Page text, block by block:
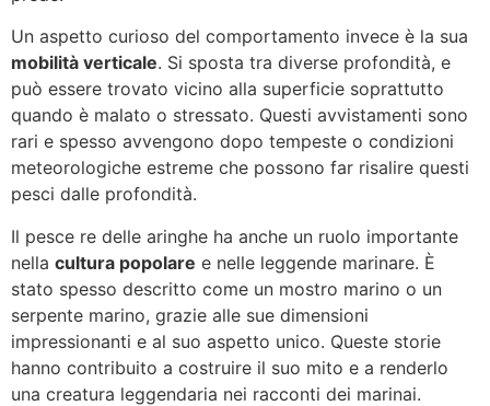
Un aspetto curioso del comportamento invece è la sua
mobilità verticale. Si sposta tra diverse profondità, e
può essere trovato vicino alla superficie soprattutto
quando è malato o stressato. Questi avvistamenti sono
rari e spesso avvengono dopo tempeste o condizioni
meteorologiche estreme che possono far risalire questi
pesci dalle profondità.
Il pesce re delle aringhe ha anche un ruolo importante
nella cultura popolare e nelle leggende marinare. È
stato spesso descritto come un mostro marino o un
serpente marino, grazie alle sue dimensioni
impressionanti e al suo aspetto unico. Queste storie
hanno contribuito a costruire il suo mito e a renderlo
una creatura leggendaria nei racconti dei marinai.